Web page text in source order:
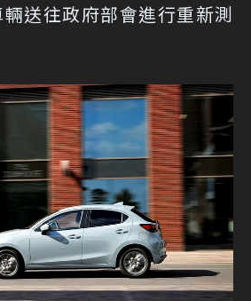
送往政府部會進行重新測